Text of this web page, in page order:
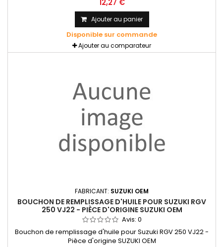
12,27 €
Ajouter au panier
Disponible sur commande
Ajouter au comparateur
FABRICANT: SUZUKI OEM
BOUCHON DE REMPLISSAGE D'HUILE POUR SUZUKI RGV
250 VJ22 - PIÈCE D'ORIGINE SUZUKI OEM
Avis: 0
Bouchon de remplissage d'huile pour Suzuki RGV 250 VJ22 -
Pièce d'origine SUZUKI OEM